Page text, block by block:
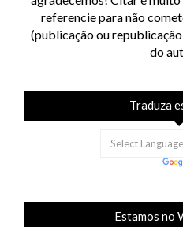
referencie para não
(publicação ou
do
Traduza
Estamos no